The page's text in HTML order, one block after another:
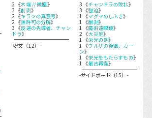
2 《木端 // 微塵》
3 《削剥》
2 《キランの真意号》
2 《無許可の分解》
3 《反逆の先導者、チャン
ドラ》
-呪文（12）-
3 《チャンドラの敗北》
3 《強迫》
1 《マグマのしぶき》
1 《削剥》
1 《魔術遠眼鏡》
2 《大災厄》
1 《栄光の刻》
1 《ウルザの後継、カー
ン》
1 《栄光をもたらすもの》
1 《最古再誕》
-サイドボード（15）-